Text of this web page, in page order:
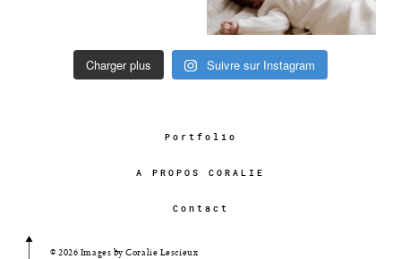
Charger plus Suivre sur Instagram
Portfolio
A PROPOS CORALIE
Contact
© 2026 Images by Coralie Lescieux